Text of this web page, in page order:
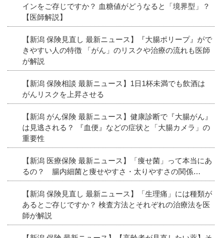
インをご存じですか？ 血糖値がどうなると「境界型」？
【医師解説】
【新潟 保険見直し 最新ニュース】『大腸ポリープ』がで
きやすい人の特徴 「がん」のリスクや治療の流れも医師
が解説
【新潟 保険相談 最新ニュース】1日1杯未満でも飲酒は
がんリスクを上昇させる
【新潟 がん保険 最新ニュース】健康診断で『大腸がん』
は見逃される？ 『血便』などの症状と「大腸カメラ」の
重要性
【新潟 医療保険 最新ニュース】「痩せ菌」って本当にあ
るの？ 腸内細菌と痩せやすさ・太りやすさの関係…
【新潟 保険見直し 最新ニュース】「生理痛」には種類が
あるとご存じですか？ 検査方法とそれぞれの治療法を医
師が解説